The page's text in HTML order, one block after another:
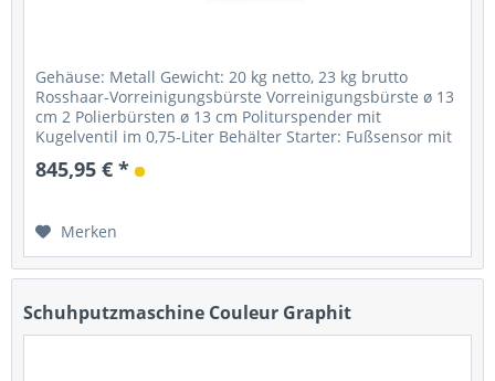
Gehäuse: Metall Gewicht: 20 kg netto, 23 kg brutto
Rosshaar-Vorreinigungsbürste Vorreinigungsbürste ø 13
cm 2 Polierbürsten ø 13 cm Politurspender mit
Kugelventil im 0,75-Liter Behälter Starter: Fußsensor mit
845,95 € *
Merken
Schuhputzmaschine Couleur Graphit